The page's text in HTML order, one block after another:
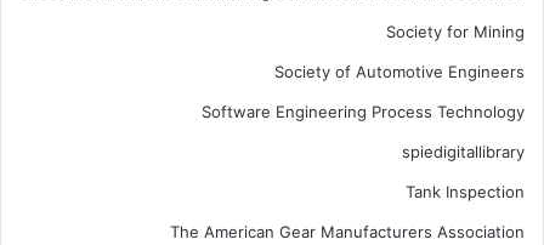
Society for Mining
Society of Automotive Engineers
Software Engineering Process Technology
spiedigitallibrary
Tank Inspection
The American Gear Manufacturers Association